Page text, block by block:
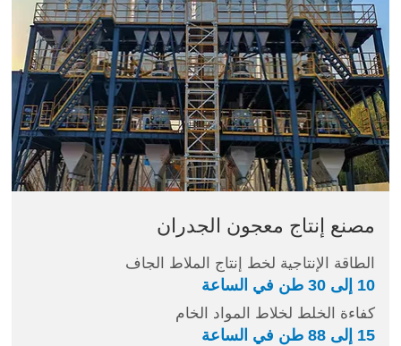
مصنع إنتاج معجون الجدران
الطاقة الإنتاجية لخط إنتاج الملاط الجاف
10 إلى 30 طن في الساعة
كفاءة الخلط لخلاط المواد الخام
15 إلى 88 طن في الساعة